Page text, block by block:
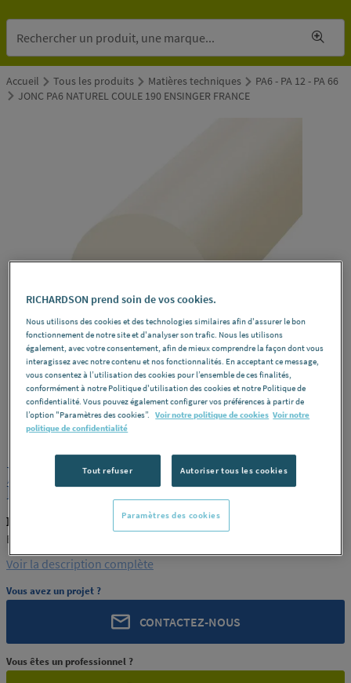
Accueil Tous les produits Matières techniques
PA6 - PA 12 - PA 66
JONC PA6 NATUREL COULE 190 ENSINGER FRANCE
ROCHLING REF : 289TZ
JONC PA6 NATUREL COULE 190
ENSINGER FRANCE
ROCHLING PRODUIT-289TZ
ENSINGER FRANCE
Voir la description complète
Vous avez un projet ?
CONTACTEZ-NOUS
Vous êtes un professionnel ?
RICHARDSON prend soin de vos cookies.
Nous utilisons des cookies et des technologies similaires afin d'assurer le bon
fonctionnement de notre site et d'analyser son trafic. Nous les utilisons
également, avec votre consentement, afin de mieux comprendre la façon dont vous
interagissez avec notre contenu et nos fonctionnalités. En acceptant ce message,
vous consentez à l’utilisation des cookies pour l’ensemble de ces finalités,
conformément à notre Politique d'utilisation des cookies et notre Politique de
confidentialité. Vous pouvez également configurer vos préférences à partir de
l’option "Paramètres des cookies”. Voir notre politique de cookies Voir notre
politique de confidentialité
Tout refuser Autoriser tous les cookies
Paramètres des cookies